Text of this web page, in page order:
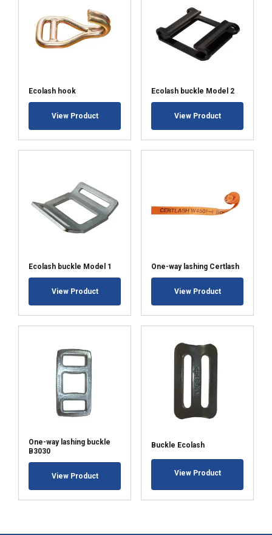
Ecolash hook
View Product
Ecolash buckle Model 2
View Product
Ecolash buckle Model 1
View Product
One-way lashing Certlash
View Product
One-way lashing buckle
B3030
View Product
Buckle Ecolash
View Product
POKAŻ SZCZEGÓŁY